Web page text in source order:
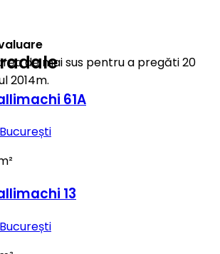
de mai sus pentru a pregăti 20
2014m.
61A
București
13
București